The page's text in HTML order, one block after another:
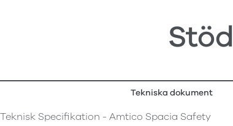
Stöd
Tekniska dokument
Teknisk Specifikation - Amtico Spacia Safety